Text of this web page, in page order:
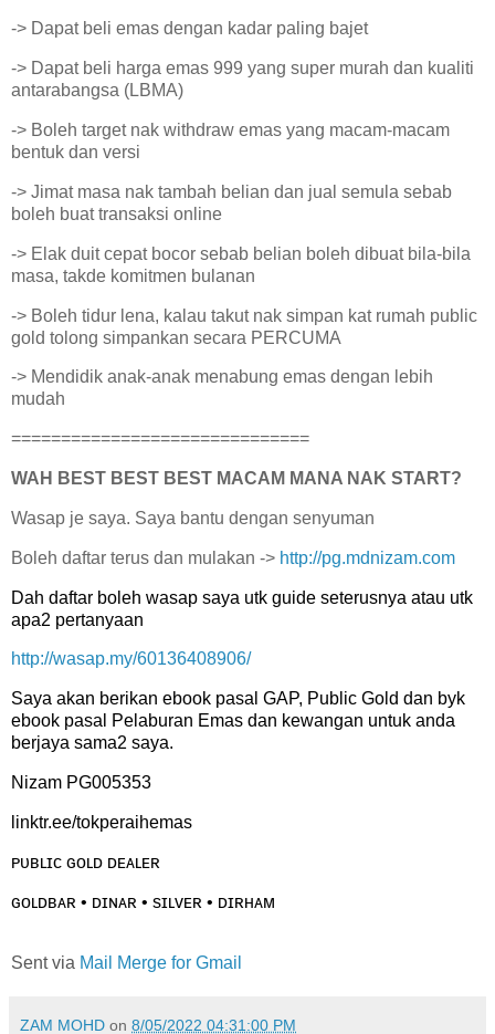
-> Dapat beli emas dengan kadar paling bajet
-> Dapat beli harga emas 999 yang super murah dan kualiti
antarabangsa (LBMA)
-> Boleh target nak withdraw emas yang macam-macam
bentuk dan versi
-> Jimat masa nak tambah belian dan jual semula sebab
boleh buat transaksi online
-> Elak duit cepat bocor sebab belian boleh dibuat bila-bila
masa, takde komitmen bulanan
-> Boleh tidur lena, kalau takut nak simpan kat rumah public
gold tolong simpankan secara PERCUMA
-> Mendidik anak-anak menabung emas dengan lebih
mudah
==============================
WAH BEST BEST BEST MACAM MANA NAK START?
Wasap je saya. Saya bantu dengan senyuman
Boleh daftar terus dan mulakan -> http://pg.mdnizam.com
Dah daftar boleh wasap saya utk guide seterusnya atau utk
apa2 pertanyaan
http://wasap.my/60136408906/
Saya akan berikan ebook pasal GAP, Public Gold dan byk
ebook pasal Pelaburan Emas dan kewangan untuk anda
berjaya sama2 saya.
Nizam PG005353
linktr.ee/tokperaihemas
ᴘᴜʙʟɪᴄ ɢᴏʟᴅ ᴅᴇᴀʟᴇʀ
ɢᴏʟᴅʙᴀʀ • ᴅɪɴᴀʀ • sɪʟᴠᴇʀ • ᴅɪʀʜᴀᴍ
Sent via Mail Merge for Gmail
ZAM MOHD on 8/05/2022 04:31:00 PM